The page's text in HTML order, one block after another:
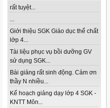
rất tuyệt...
...
Giới thiệu SGK Giáo dục thể chất
lớp 4...
Tài liệu phục vụ bồi dưỡng GV
sử dụng SGK...
Bài giảng rất sinh động. Cảm ơn
thầy N nhiều...
Kế hoạch giảng dạy lớp 4 SGK -
KNTT Môn...